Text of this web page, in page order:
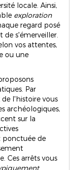
locale. Ainsi,
exploration
regard posé
de s'émerveiller.
vos attentes,
ou une
Par
l'histoire vous
archéologiques,
sur la
ponctuée de
Ces arrêts vous